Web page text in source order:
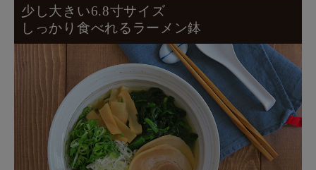
少し大きい6.8寸サイズ
しっかり食べれるラーメン鉢